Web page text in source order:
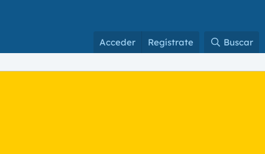
Acceder Regístrate Buscar